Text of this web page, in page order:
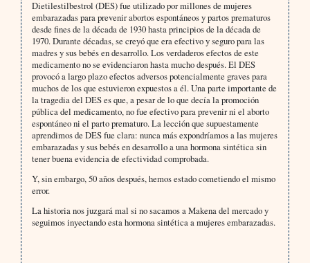
Dietilestilbestrol (DES) fue utilizado por millones de mujeres
embarazadas para prevenir abortos espontáneos y partos prematuros
desde fines de la década de 1930 hasta principios de la década de
1970. Durante décadas, se creyó que era efectivo y seguro para las
madres y sus bebés en desarrollo. Los verdaderos efectos de este
medicamento no se evidenciaron hasta mucho después. El DES
provocó a largo plazo efectos adversos potencialmente graves para
muchos de los que estuvieron expuestos a él. Una parte importante de
la tragedia del DES es que, a pesar de lo que decía la promoción
pública del medicamento, no fue efectivo para prevenir ni el aborto
espontáneo ni el parto prematuro. La lección que supuestamente
aprendimos de DES fue clara: nunca más expondríamos a las mujeres
embarazadas y sus bebés en desarrollo a una hormona sintética sin
tener buena evidencia de efectividad comprobada.
Y, sin embargo, 50 años después, hemos estado cometiendo el mismo
error.
La historia nos juzgará mal si no sacamos a Makena del mercado y
seguimos inyectando esta hormona sintética a mujeres embarazadas.